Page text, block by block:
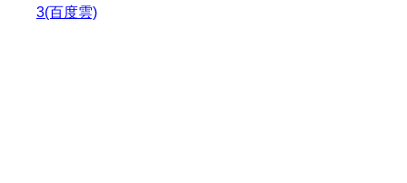
3(百度雲)